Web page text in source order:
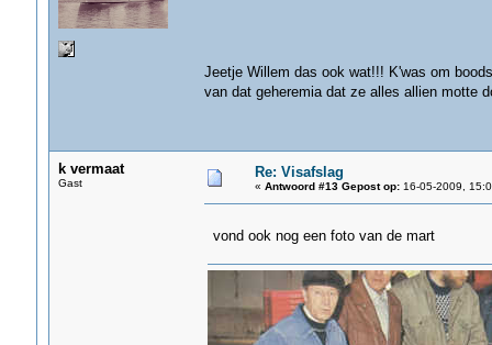
Jeetje Willem das ook wat!!! K'was om
van dat geheremia dat ze alles allien motte
k vermaat
Gast
Re: Visafslag
« Antwoord #13 Gepost op:16-05-2009,
vond ook nog een foto van de mart